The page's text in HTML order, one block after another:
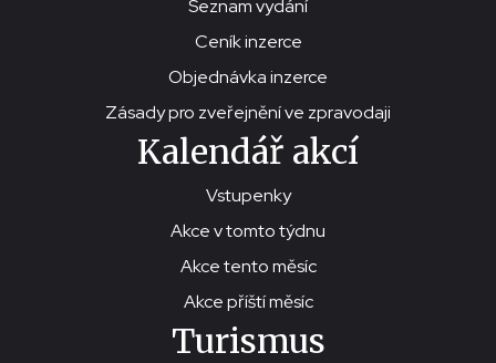
Seznam vydání
Ceník inzerce
Objednávka inzerce
Zásady pro zveřejnění ve zpravodaji
Kalendář akcí
Vstupenky
Akce v tomto týdnu
Akce tento měsíc
Akce příští měsíc
Turismus